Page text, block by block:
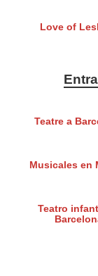
Love of
Teatre a
Musicales en
Teatro